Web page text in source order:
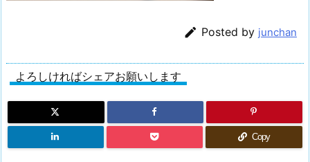
 Posted by junchan
よろしければシェアお願いします
Copy